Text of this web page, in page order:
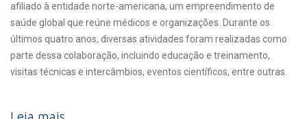
afiliado à entidade norte-americana, um empreendimento de
saúde global que reúne médicos e organizações. Durante os
últimos quatro anos, diversas atividades foram realizadas como
parte dessa colaboração, incluindo educação e treinamento,
visitas técnicas e intercâmbios, eventos científicos, entre outras.